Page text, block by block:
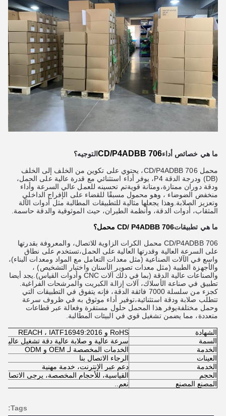
ما هي خصائص أداء706 CD/P4ADBB التوجيه؟
محمل 706 CD/P4ADBB، يحتوي على تكوين من الخلف إلى الخلف
(DB) ودرجة الدقة P4، يوفر أداء استثنائي مع قدرة عالية على الحمل،
ودقة دوران ممتازة،ومتانة قويةتم تحسينه للعمل عالي السرعة وأداء
منخفض الضوضاء ، وهو محمول مسبقًا للقضاء على الإفراج الداخلي
وتعزيز الصلابة.وهذا يجعلها مثالية للتطبيقات المطالبة مثل أدوات الآلة
المثقاب، أدوات الدقة، وأنظمة الطيران، حيث الموثوقية والدقة حاسمة.
ما هي تطبيقات706 CD/ P4ADBB محمل؟
706 CD/P4ADBB محمل الكرات الزاوية للاتصال، والمعروفة بقدرتها
على السرعة العالية وقدرتها العالية على الحمل،تستخدم على نطاق
واسع في الآلات الصناعية (مثل معدات التعامل مع المواد ومعدات البناء)،
والأجهزة الطبية (مثل معدات تصوير الأسنان واختبار التشخيص) ،
والصناعات عالية الدقة (بما في ذلك آلات CNC وأدوات القياس).يجد أيضا
تطبيق في صناعة الأسلاك، آلات إزالة الكبريت والمرشحات الفراغية.
كجزء من سلسلة 7000 فائقة الدقة، فإنه يتفوق في التطبيقات التي
تتطلب صلابة ودقة استثنائية،توفير أداء موثوق به في ظروف سرعة
وحمل مختلفةيوفر هذا المحمل حلول مستقرة وفعالة عبر قطاعات
متعددة، مما يضمن تشغيل قوي في البيئات المطالبة.
الشهادة
RoHS و REACH ، IATF16949:2016
السمة
سرعة عالية و صلابة عالية دقة تشغيل عالية
الخدمة
الخدمات المخصصة لـ OEM و ODM
العينات
الرجاء الاتصال بنا
الخدمة
دعم عبر الإنترنت، خدمة مهنية
الحجم
القياسية، للأحجام المخصصة، يرجى الاتصال
المصنع المصنع
نعم..
Tags: